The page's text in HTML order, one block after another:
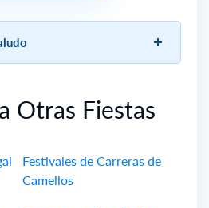
Otras Fiestas
Festivales de Carreras de
Camellos